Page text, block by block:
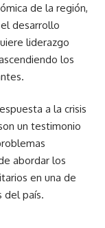
de la región,
desarrollo
liderazgo
los
a la crisis
un testimonio
abordar los
en una de
del país.